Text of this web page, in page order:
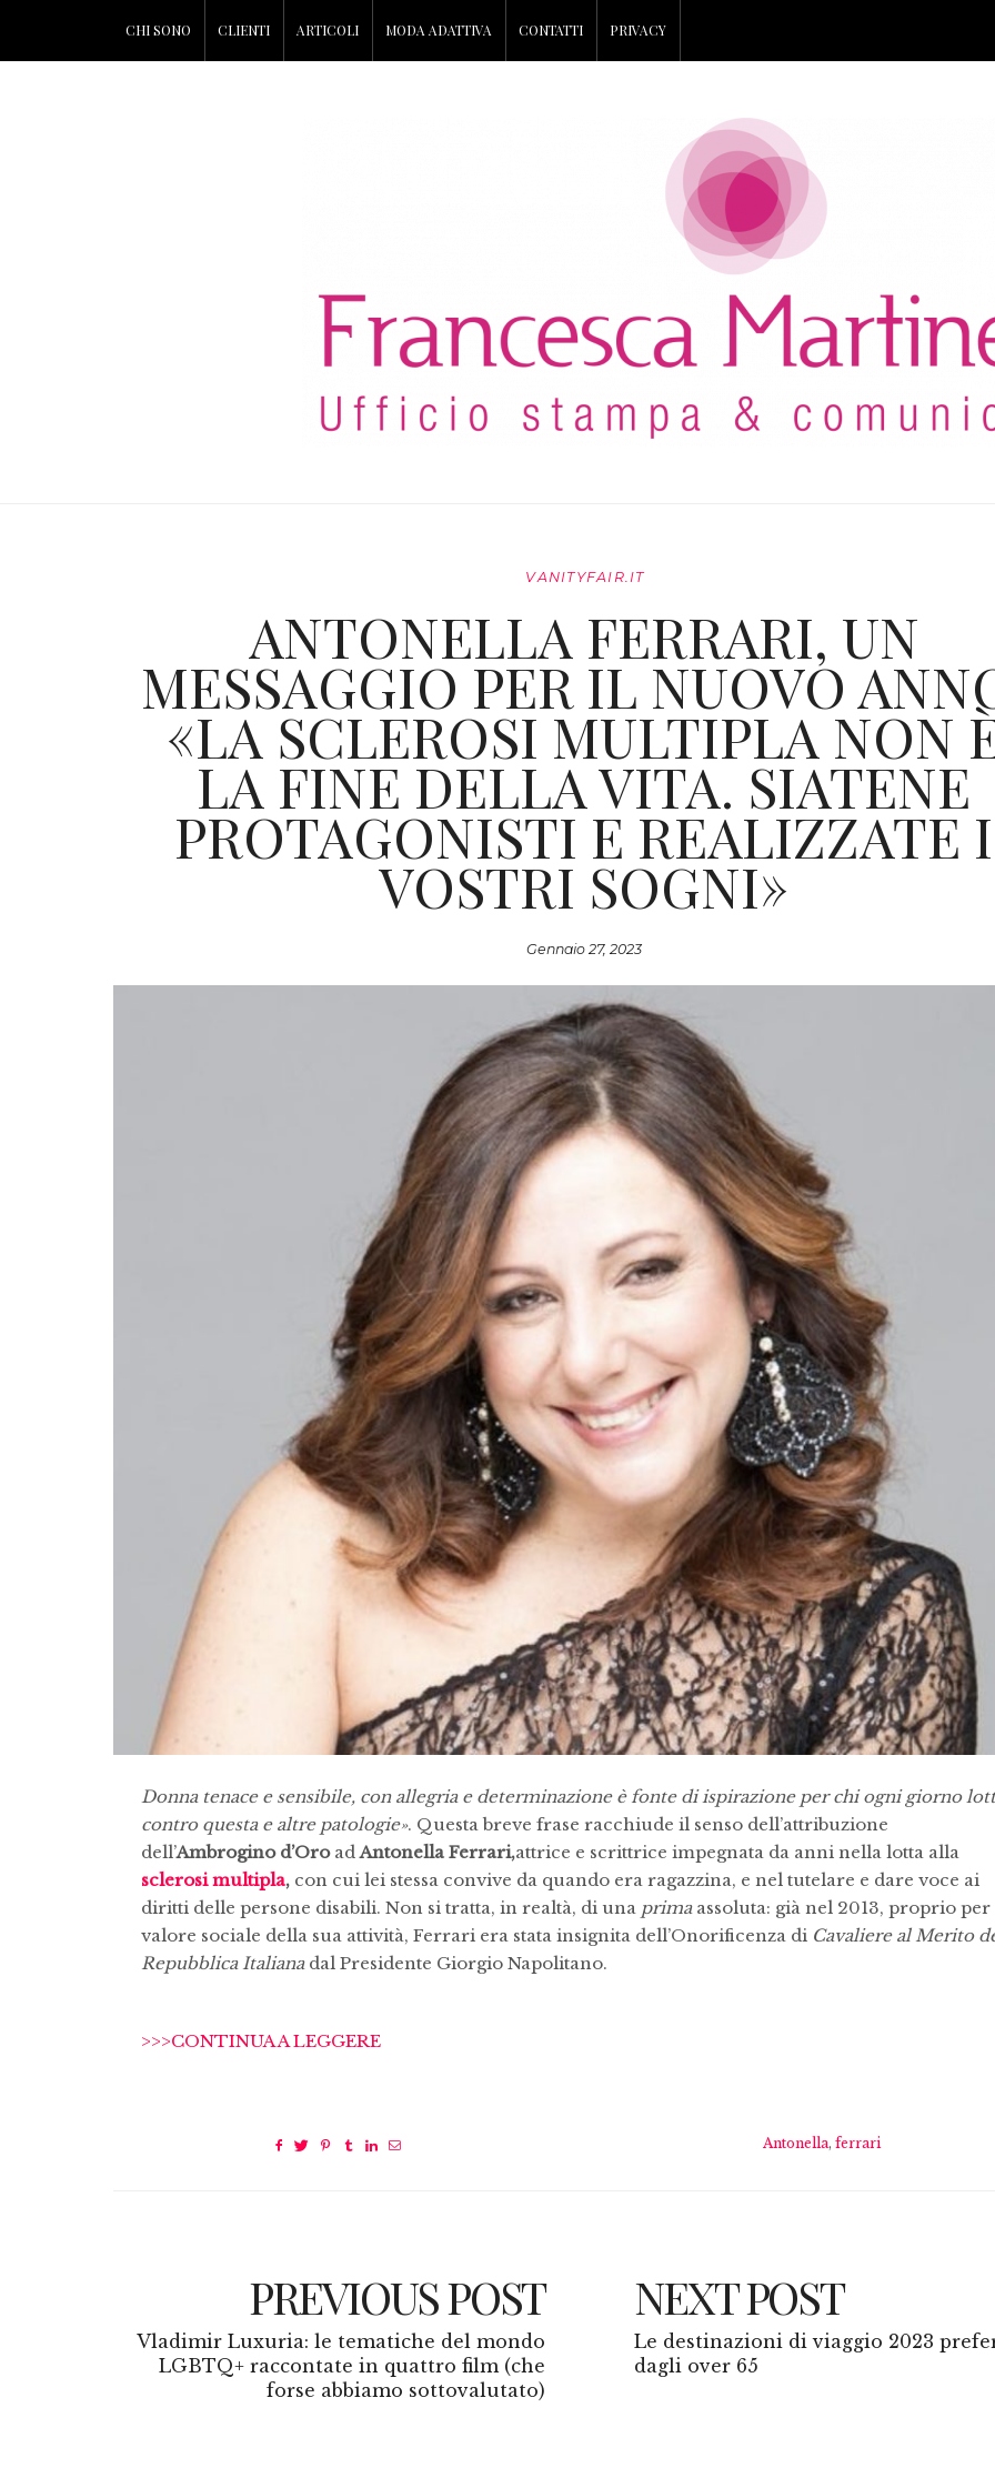
CHI SONO CLIENTI ARTICOLI MODA ADATTIVA CONTATTI PRIVACY
VANITYFAIR.IT
ANTONELLA FERRARI, UN
MESSAGGIO PER IL NUOVO
«LA SCLEROSI MULTIPLA NON
LA FINE DELLA VITA. SIATENE
PROTAGONISTI E REALIZZATE I
VOSTRI SOGNI»
Gennaio 27, 2023
Donna tenace e sensibile, con allegria e determinazione è fonte di ispirazione per chi ogni giorno
contro questa e altre patologie». Questa breve frase racchiude il senso dell’attribuzione
dell’Ambrogino d’OroadAntonella Ferrari,attrice e scrittrice impegnata da anni nella lotta alla
sclerosi multipla, con cui lei stessa convive da quando era ragazzina, e nel tutelare e dare voce ai
diritti delle persone disabili. Non si tratta, in realtà, di una primaassoluta: già nel 2013, proprio
valore sociale della sua attività, Ferrari era stata insignita dell’Onorificenza di Cavaliere al Merito
Repubblica Italianadal Presidente Giorgio Napolitano.
>>>CONTINUA A LEGGERE
Antonella, ferrari
PREVIOUS POST
Vladimir Luxuria: le tematiche del mondo
LGBTQ+ raccontate in quattro film (che
forse abbiamo sottovalutato)
NEXT POST
Le destinazioni di viaggio 2023
dagli over 65